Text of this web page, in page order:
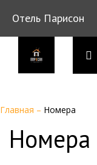
Отель Парисон
Главная – Номера
Номера